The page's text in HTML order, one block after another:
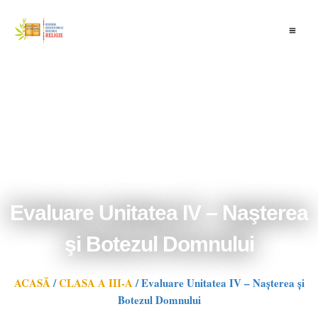
content
Evaluare Unitatea IV – Naşterea
şi Botezul Domnului
ACASĂ/CLASA A III-A/Evaluare Unitatea IV – Naşterea şi
Botezul Domnului